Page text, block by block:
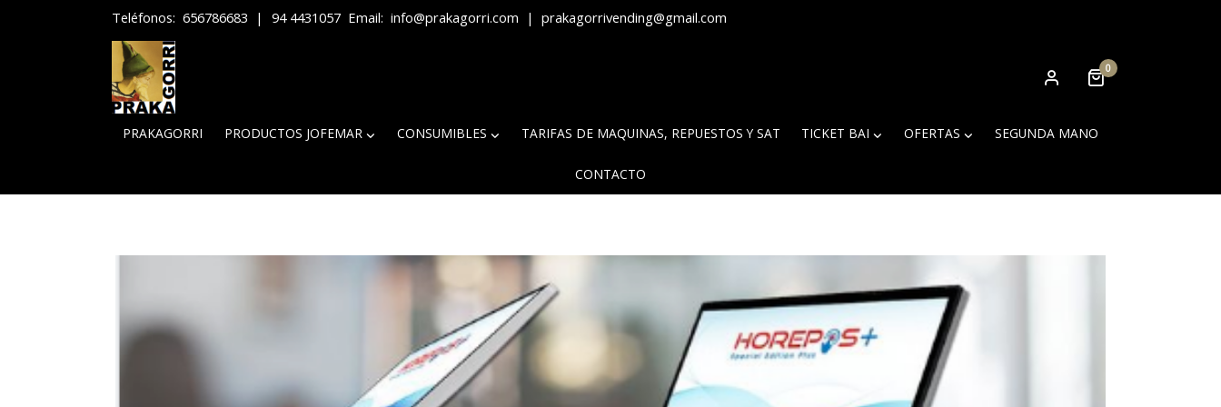
Teléfonos: 656786683 | 94 4431057 Email: info@prakagorri.com | prakagorrivending@gmail.com
0
PRAKAGORRI PRODUCTOS JOFEMAR CONSUMIBLES TARIFAS DE MAQUINAS, REPUESTOS Y SAT TICKET BAI OFERTAS SEGUNDA MANO
CONTACTO